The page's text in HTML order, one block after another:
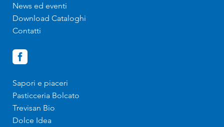
News ed eventi
Download Cataloghi
Contatti
Sapori e piaceri
Pasticceria Bolcato
Trevisan Bio
Dolce Idea